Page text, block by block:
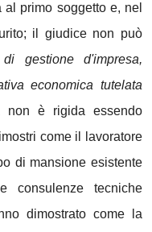
al primo soggetto e, nel
il giudice non può
gestione d'impresa,
economica tutelata
non è rigida essendo
come il lavoratore
di mansione esistente
consulenze tecniche
dimostrato come la